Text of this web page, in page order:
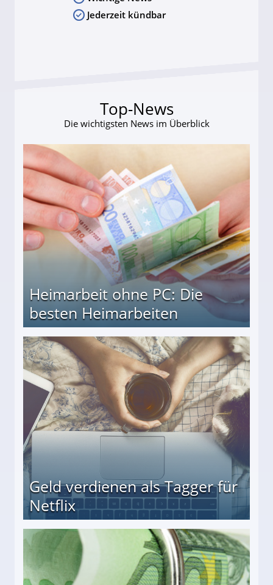
Jederzeit kündbar
Top-News
Die wichtigsten News im Überblick
Heimarbeit ohne PC: Die
besten Heimarbeiten
Geld verdienen als Tagger für
Netflix